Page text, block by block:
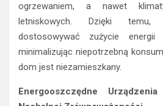
ogrzewaniem, a nawet
letniskowych. Dzięki temu,
dostosowywać zużycie
minimalizując niepotrzebną
dom jest niezamieszkany.
Energooszczędne